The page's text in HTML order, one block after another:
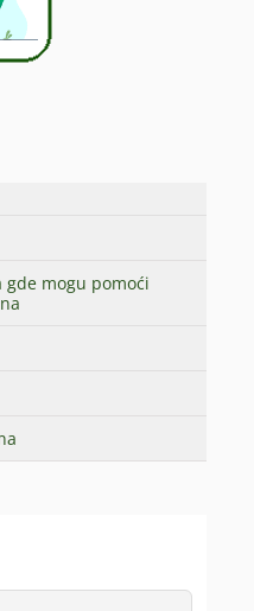
gde mogu pomoći